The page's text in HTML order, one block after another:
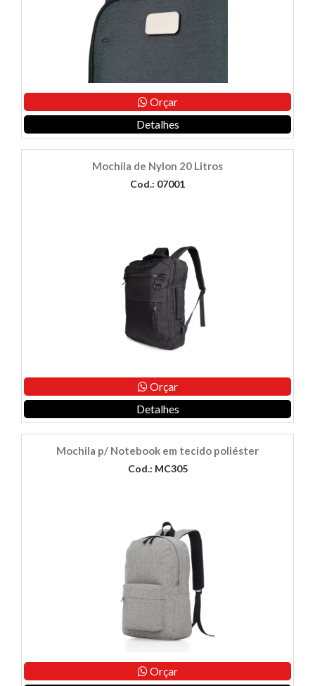
Orçar
Detalhes
Mochila de Nylon 20 Litros
Cod.: 07001
Orçar
Detalhes
Mochila p/ Notebook em tecido poliéster
Cod.: MC305
Orçar